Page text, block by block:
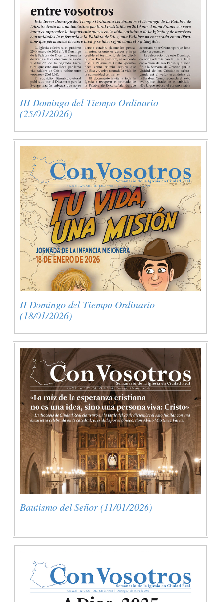
III Domingo del Tiempo Ordinario
(25/01/2026)
II Domingo del Tiempo Ordinario
(18/01/2026)
Bautismo del Señor (11/01/2026)